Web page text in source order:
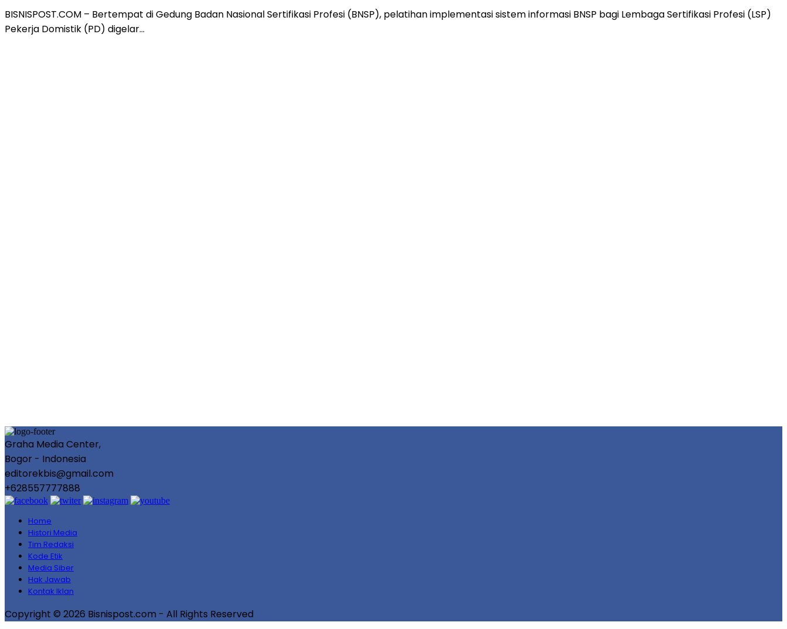
BISNISPOST.COM – Bertempat di Gedung Badan Nasional Sertifikasi Profesi (BNSP), pelatihan implementasi sistem informasi BNSP bagi Lembaga Sertifikasi Profesi (LSP)
Pekerja Domistik (PD) digelar…
Graha Media Center,
Bogor - Indonesia
editorekbis@gmail.com
+628557777888
Home
Histori Media
Tim Redaksi
Kode Etik
Media Siber
Hak Jawab
Kontak Iklan
Copyright © 2026 Bisnispost.com - All Rights Reserved